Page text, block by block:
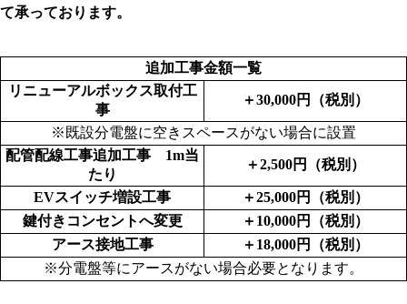
て承っております。
追加工事金額一覧
リニューアルボックス取付工
事
＋30,000円（税別）
※既設分電盤に空きスペースがない場合に設置
配管配線工事追加工事 1m当
たり
＋2,500円（税別）
EVスイッチ増設工事
＋25,000円（税別）
鍵付きコンセントへ変更
＋10,000円（税別）
アース接地工事
＋18,000円（税別）
※分電盤等にアースがない場合必要となります。